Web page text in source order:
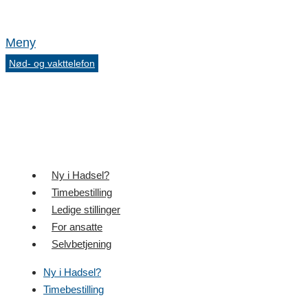
Meny
Nød- og vakttelefon
Ny i Hadsel?
Timebestilling
Ledige stillinger
For ansatte
Selvbetjening
Ny i Hadsel?
Timebestilling